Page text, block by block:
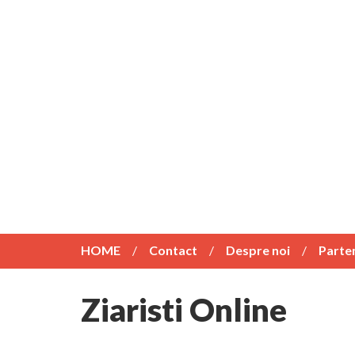
HOME Contact Despre noi
Ziaristi Online